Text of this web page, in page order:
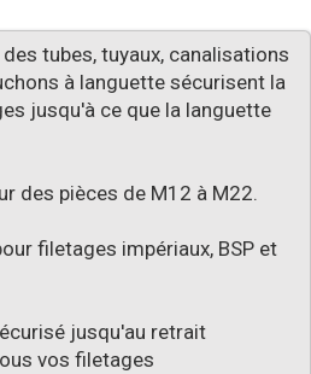
tubes, tuyaux, canalisations
à languette sécurisent la
jusqu'à ce que la languette
des pièces de M12 à M22.
filetages impériaux, BSP et
jusqu'au retrait
vos filetages